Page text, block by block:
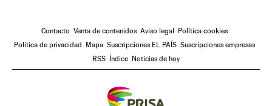
Contacto Venta de contenidos Aviso legal Política cookies
Política de privacidad Mapa Suscripciones EL PAÍS Suscripciones empresas
RSS Índice Noticias de hoy